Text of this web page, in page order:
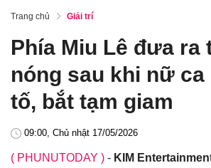
Trang chủ Giải trí
Phía Miu Lê đưa ra
nóng sau khi nữ
tố, bắt tạm giam
09:00, Chủ nhật 17/05/2026
( PHUNUTODAY ) - KIM